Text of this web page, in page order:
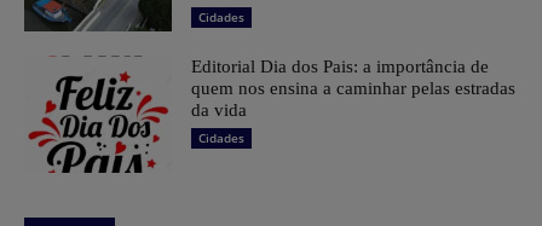
Cidades
Editorial Dia dos Pais: a importância de
quem nos ensina a caminhar pelas estradas
da vida
Cidades